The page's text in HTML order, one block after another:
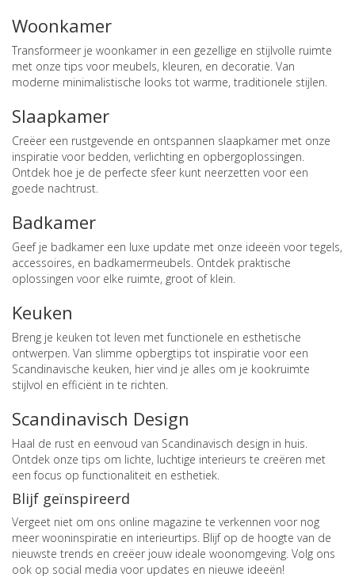
Woonkamer
Transformeer je woonkamer in een gezellige en stijlvolle ruimte
met onze tips voor meubels, kleuren, en decoratie. Van
moderne minimalistische looks tot warme, traditionele stijlen.
Slaapkamer
Creëer een rustgevende en ontspannen slaapkamer met onze
inspiratie voor bedden, verlichting en opbergoplossingen.
Ontdek hoe je de perfecte sfeer kunt neerzetten voor een
goede nachtrust.
Badkamer
Geef je badkamer een luxe update met onze ideeën voor tegels,
accessoires, en badkamermeubels. Ontdek praktische
oplossingen voor elke ruimte, groot of klein.
Keuken
Breng je keuken tot leven met functionele en esthetische
ontwerpen. Van slimme opbergtips tot inspiratie voor een
Scandinavische keuken, hier vind je alles om je kookruimte
stijlvol en efficiënt in te richten.
Scandinavisch Design
Haal de rust en eenvoud van Scandinavisch design in huis.
Ontdek onze tips om lichte, luchtige interieurs te creëren met
een focus op functionaliteit en esthetiek.
Blijf geïnspireerd
Vergeet niet om ons online magazine te verkennen voor nog
meer wooninspiratie en interieurtips. Blijf op de hoogte van de
nieuwste trends en creëer jouw ideale woonomgeving. Volg ons
ook op social media voor updates en nieuwe ideeën!